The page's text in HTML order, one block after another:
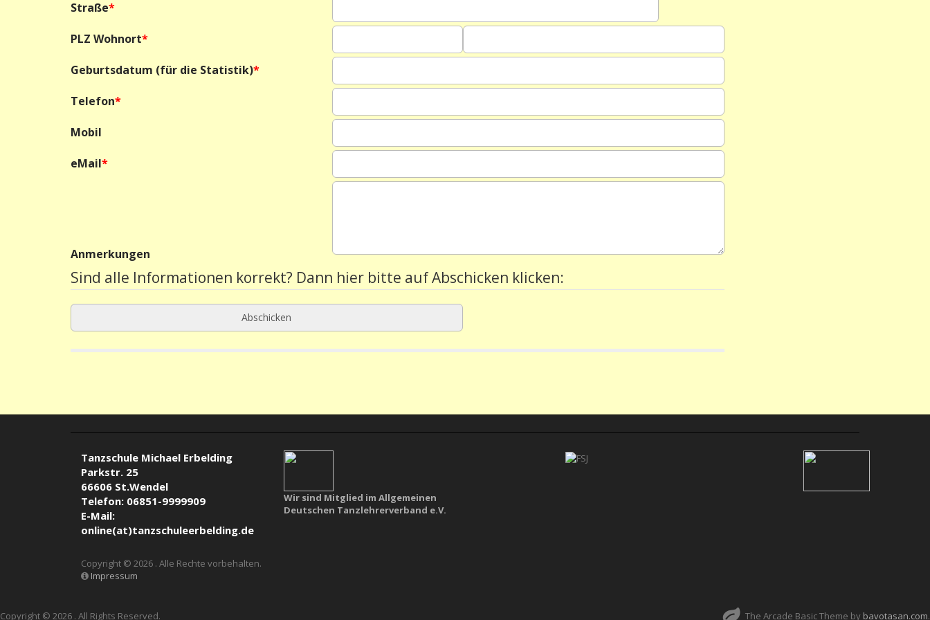
Straße*
PLZ Wohnort*
Geburtsdatum (für die Statistik)*
Telefon*
Mobil
eMail*
Anmerkungen
Sind alle Informationen korrekt? Dann hier bitte auf Abschicken klicken:
Tanzschule Michael Erbelding
Parkstr. 25
66606 St.Wendel
Telefon: 06851-9999909
E-Mail:
online(at)tanzschuleerbelding.de
Wir sind Mitglied im Allgemeinen
Deutschen Tanzlehrerverband e.V.
Copyright © 2026 . Alle Rechte vorbehalten.
Impressum
Copyright © 2026 . All Rights Reserved. The Arcade Basic Theme by bavotasan.com.